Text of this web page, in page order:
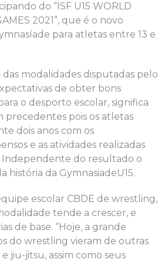
do “ISF U15 WORLD
2021”, que é o novo
para atletas entre 13 e
modalidades disputadas pelo
de obter bons
o desporto escolar, significa
precedentes pois os atletas
dois anos com os
e as atividades realizadas
Independente do resultado o
história da GymnasiadeU15.
escolar CBDE de wrestling,
tende a crescer, e
de base. “Hoje, a grande
do wrestling vieram de outras
jiu-jitsu, assim como seus